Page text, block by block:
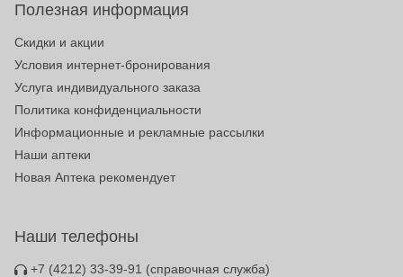
Полезная информация
Скидки и акции
Условия интернет-бронирования
Услуга индивидуального заказа
Политика конфиденциальности
Информационные и рекламные рассылки
Наши аптеки
Новая Аптека рекомендует
Наши телефоны
+7 (4212) 33-39-91 (справочная служба)